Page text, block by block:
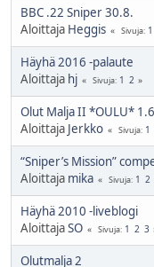
BBC .22 Sniper 30.8.
Aloittaja Heggis Sivuja 1
Häyhä 2016 -palaute
Aloittaja hj Sivuja 1 2
Olut Malja II *OULU*
Aloittaja Jerkko Sivuja 1
“Sniper’s Mission”
Aloittaja mika Sivuja 1 2
Häyhä 2010 -liveblogi
AloittajaSO Sivuja 1 2 3
Olutmalja 2